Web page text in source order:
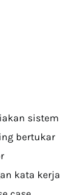
sistem
bertukar
kata kerja